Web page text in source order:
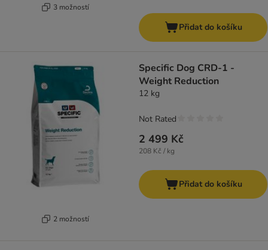
3 možností
Přidat do košíku
2 možností
Specific Dog CRD-1 -
Weight Reduction
12 kg
2 499 Kč
208 Kč / kg
Not Rated
Přidat do košíku